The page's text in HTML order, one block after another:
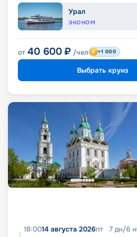
Урал
ЭКОНОМ
от 40 600 ₽ /чел +1 000
Выбрать круиз
18:0014 августа 2026пт 7 дн/6